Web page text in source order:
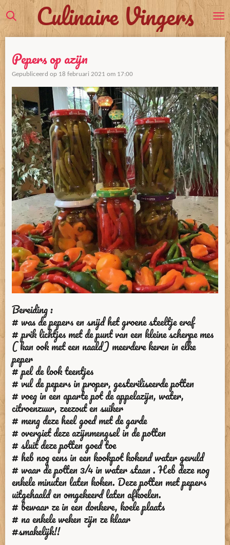
Ga
direct
naar
hoofdinhoud
Culinaire Vingers
Pepers op azijn
Gepubliceerd op 18 februari 2021 om 17:00
Bereiding :
# was de pepers en snijd het groene steeltje eraf
# prik lichtjes met de punt van een kleine scherpe mes
( kan ook met een naald) meerdere keren in elke
peper
# pel de look teentjes
# vul de pepers in proper, gesteriliseerde potten
# voeg in een aparte pot de appelazijn, water,
citroenzuur, zeezout en suiker
# meng deze heel goed met de garde
# overgiet deze azijnmengsel in de potten
# sluit deze potten goed toe
# heb nog eens in een kookpot kokend water gevuld
# waar de potten 3/4 in water staan . Heb deze nog
enkele minuten laten koken. Deze potten met pepers
uitgehaald en omgekeerd laten afkoelen.
# bewaar ze in een donkere, koele plaats
# na enkele weken zijn ze klaar
#smakelijk!!